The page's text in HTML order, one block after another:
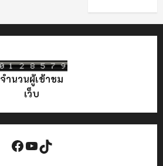
จำนวนผู้เข้าชม
เว็บ
Facebook
YouTube
TikTok